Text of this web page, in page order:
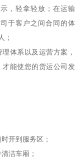
，轻拿轻放；在运输
于客户之间合同的体
；
体系以及运营方案，
能使您的货运公司发
开到服务区；
洁车厢；